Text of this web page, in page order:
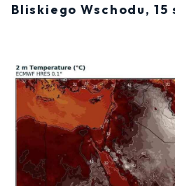
Bliskiego Wschodu,